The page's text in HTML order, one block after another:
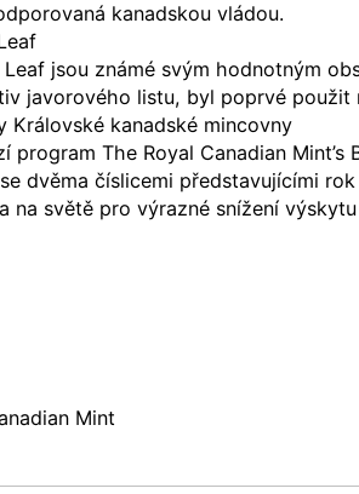
kanadskou vládou.
Leaf jsou známé svým hodnotným
javorového listu, byl poprvé použit
Královské kanadské mincovny
program The Royal Canadian
dvěma číslicemi představujícími
na světě pro výrazné snížení
Mint